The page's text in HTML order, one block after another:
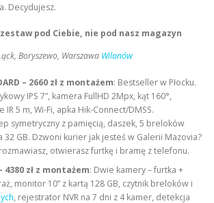
Decydujesz.
pod Ciebie, nie pod nasz magazyn
Boryszewo, Warszawa Wilanów
– 2660 zł z montażem: Bestseller w Płocku.
IPS 7”, kamera FullHD 2Mpx, kąt 160°,
5 m, Wi-Fi, apka Hik-Connect/DMSS.
symetryczny z pamięcią, daszek, 5 breloków
32 GB. Dzwoni kurier jak jesteś w Galerii Mazovia?
otwierasz furtkę i bramę z telefonu.
4380 zł z montażem: Dwie kamery – furtka +
monitor 10” z kartą 128 GB, czytnik breloków i
, rejestrator NVR na 7 dni z 4 kamer, detekcja